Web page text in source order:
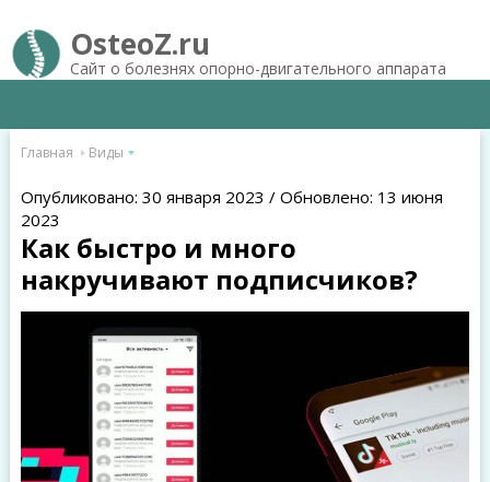
OsteoZ.ru
Сайт о болезнях опорно-двигательного аппарата
Главная Виды
Опубликовано: 30 января 2023 / Обновлено: 13 июня
2023
Как быстро и много
накручивают подписчиков?